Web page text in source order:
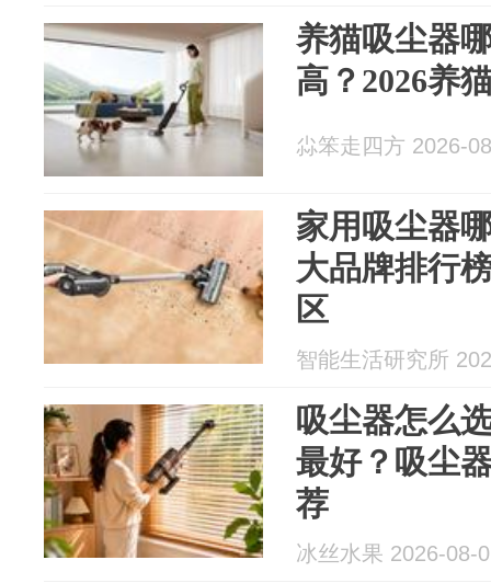
养猫吸尘器
高？2026养
尛笨走四方 2026-
家用吸尘器
大品牌排行
区
智能生活研究所
吸尘器怎么
最好？吸尘
荐
冰丝水果 2026-08-